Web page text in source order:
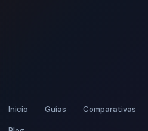
Inicio Guías Comparativas